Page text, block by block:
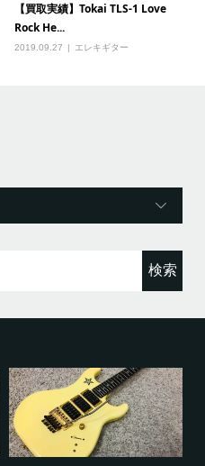
【買取実績】Tokai TLS-1 Love
Rock He...
2019.09.27 エレキギター